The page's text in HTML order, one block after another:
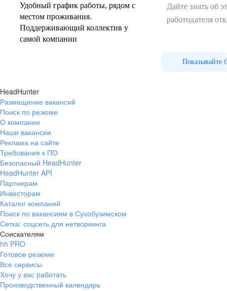
Удобный график работы, рядом с
местом проживания.
Поддерживающий коллектив у
самой компании
Дайте знать об
работодателя
Показывайте
HeadHunter
Размещение вакансий
Поиск по резюме
О компании
Наши вакансии
Реклама на сайте
Требования к ПО
Безопасный HeadHunter
HeadHunter API
Партнерам
Инвесторам
Каталог компаний
Поиск по вакансиям в Сухобузимском
Сетка: соцсеть для нетворкинга
Соискателям
hh PRO
Готовое резюме
Все сервисы
Хочу у вас работать
Производственный календарь